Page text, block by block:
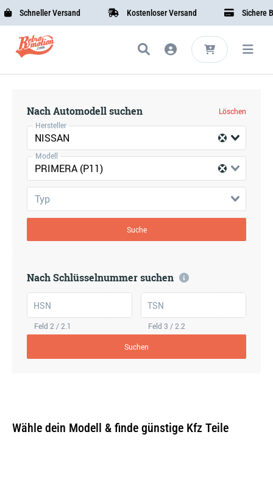
Schneller Versand Kostenloser Versand Sichere
Nach Automodell suchen
Löschen
Hersteller
NISSAN
Modell
PRIMERA (P11)
Typ
Suche
Nach Schlüsselnummer suchen
HSN
Feld 2 / 2.1
TSN
Feld 3 / 2.2
Suchen
Wähle dein Modell & finde günstige Kfz Teile